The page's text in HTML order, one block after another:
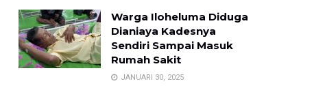
Warga Iloheluma Diduga
Dianiaya Kadesnya
Sendiri Sampai Masuk
Rumah Sakit
JANUARI 30, 2025